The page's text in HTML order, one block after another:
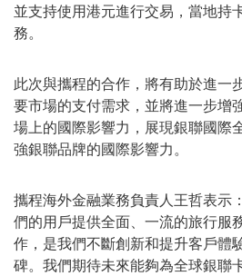
並支持使用港元進行交易，當地持
務。
此次與攜程的合作，將有助於進一
要市場的支付需求，並將進一步增
場上的國際影響力，展現銀聯國際
強銀聯品牌的國際影響力。
攜程海外金融業務負責人王哲表示
們的用戶提供全面、一流的旅行服
作，是我們不斷創新和提升客戶體
碑。我們期待未來能夠為全球銀聯